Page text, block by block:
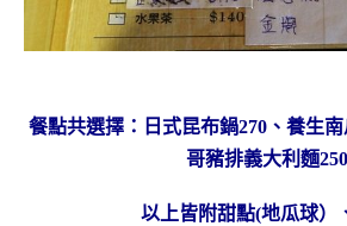
餐點共選擇：日式昆布鍋270、養生
哥豬排義大利麵250
以上皆附甜點(地瓜球）